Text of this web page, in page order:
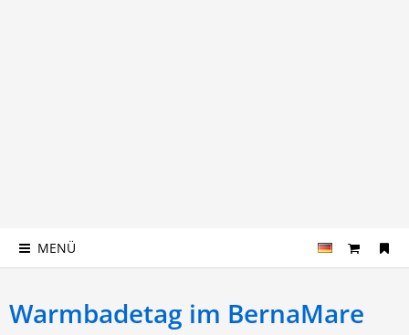
MENÜ
Warmbadetag im BernaMare